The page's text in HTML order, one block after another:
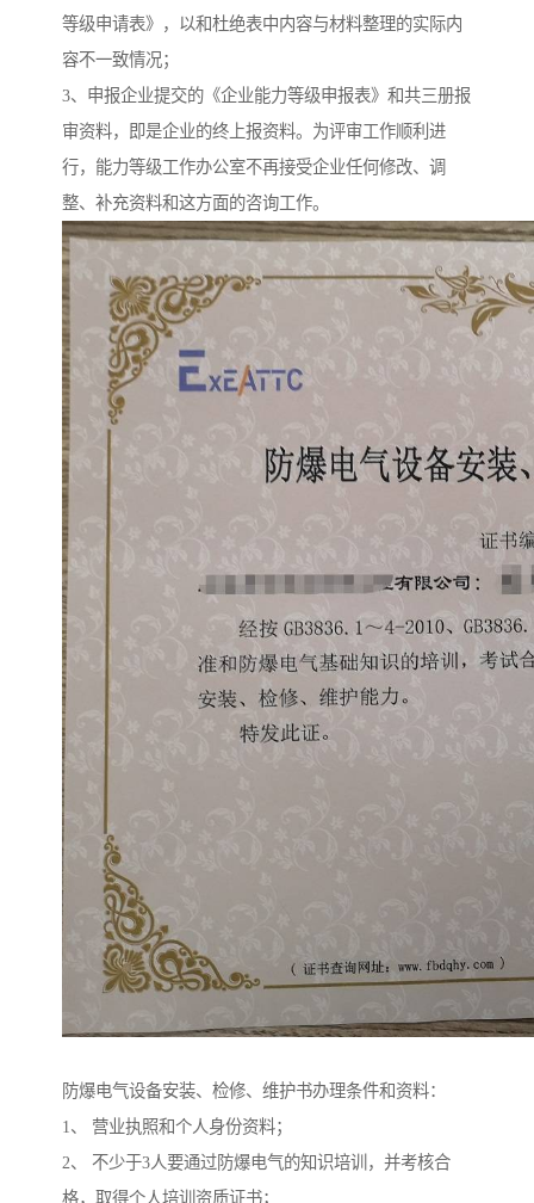
等级申请表》，以和杜绝表中内容与材料整理的实际内
容不一致情况；
3、申报企业提交的《企业能力等级申报表》和共三册报
审资料，即是企业的终上报资料。为评审工作顺利进
行，能力等级工作办公室不再接受企业任何修改、调
整、补充资料和这方面的咨询工作。
防爆电气设备安装、检修、维护书办理条件和资料：
1、 营业执照和个人身份资料；
2、 不少于3人要通过防爆电气的知识培训，并考核合
格，取得个人培训资质证书；